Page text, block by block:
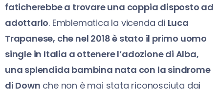
faticherebbe a trovare una coppia disposto ad
adottarlo. Emblematica la vicenda di Luca
Trapanese, che nel 2018 è stato il primo uomo
single in Italia a ottenere l’adozione di Alba,
una splendida bambina nata con la sindrome
di Down che non è mai stata riconosciuta dai